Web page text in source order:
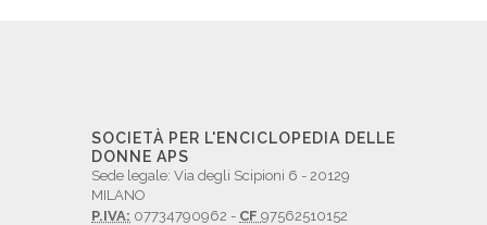
SOCIETÀ PER L'ENCICLOPEDIA DELLE
DONNE APS
Sede legale: Via degli Scipioni 6 - 20129
MILANO
P.IVA: 07734790962 - CF 97562510152